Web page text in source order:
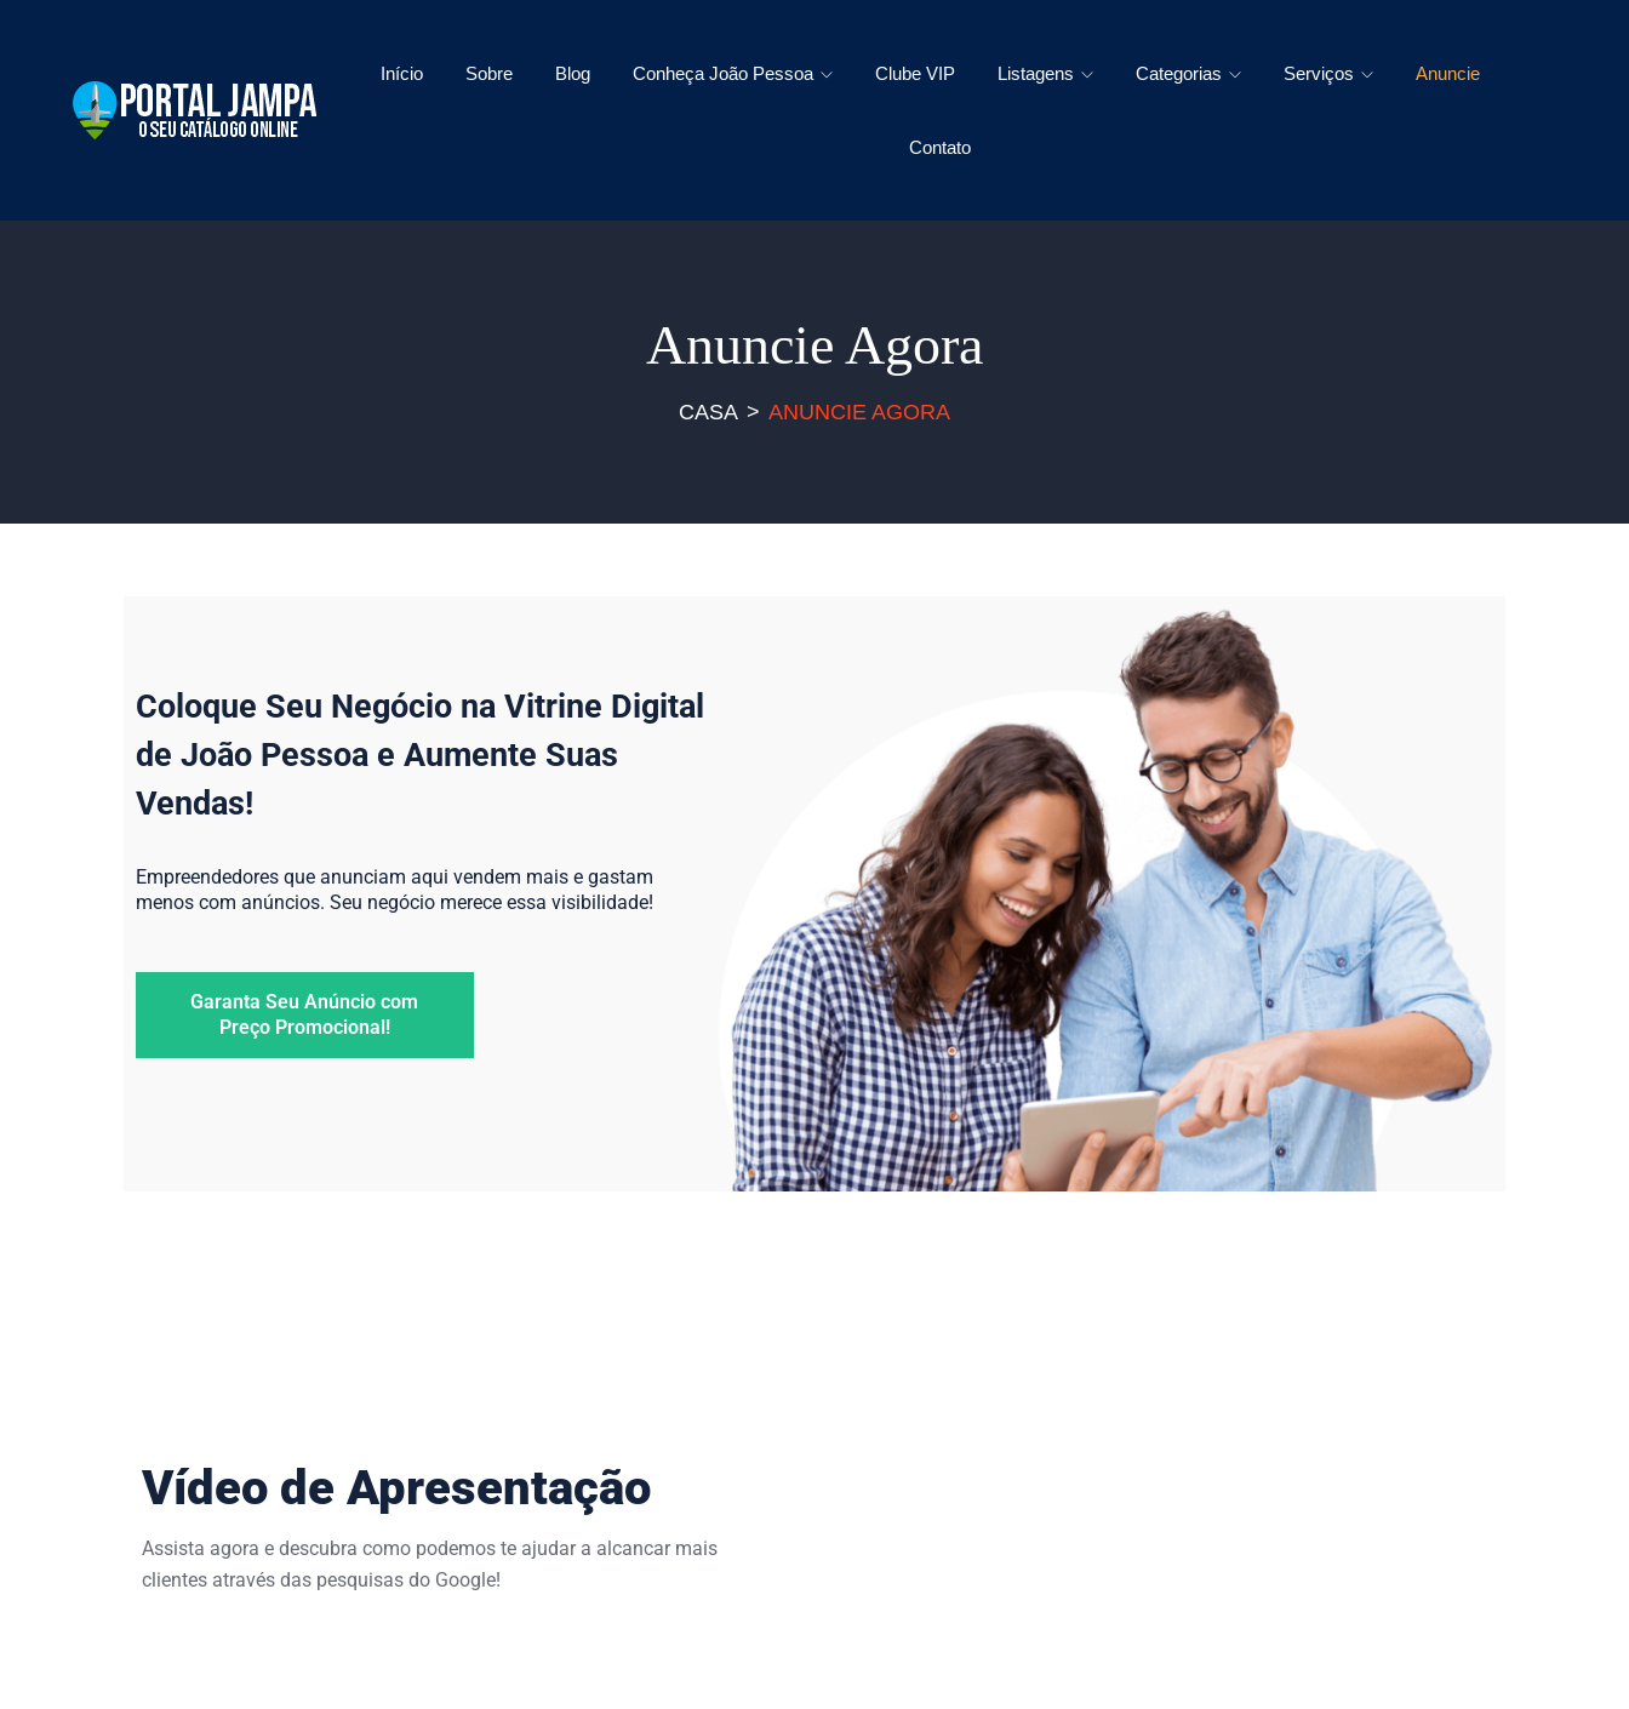
Início Sobre Blog Conheça João Pessoa Clube VIP Listagens Categorias Serviços Anuncie
Contato
Anuncie Agora
CASA ANUNCIE AGORA
Coloque Seu Negócio na Vitrine Digital
de João Pessoa e Aumente Suas
Vendas!
Empreendedores que anunciam aqui vendem mais e gastam
menos com anúncios. Seu negócio merece essa visibilidade!
Garanta Seu Anúncio com
Preço Promocional!
Vídeo de Apresentação
Assista agora e descubra como podemos te ajudar a alcancar mais
clientes através das pesquisas do Google!